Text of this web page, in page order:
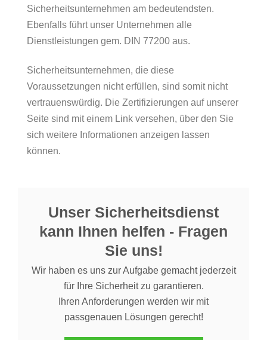
Sicherheitsunternehmen am bedeutendsten.
Ebenfalls führt unser Unternehmen alle
Dienstleistungen gem. DIN 77200 aus.
Sicherheitsunternehmen, die diese
Voraussetzungen nicht erfüllen, sind somit nicht
vertrauenswürdig. Die Zertifizierungen auf unserer
Seite sind mit einem Link versehen, über den Sie
sich weitere Informationen anzeigen lassen
können.
Unser Sicherheitsdienst
kann Ihnen helfen - Fragen
Sie uns!
Wir haben es uns zur Aufgabe gemacht jederzeit
für Ihre Sicherheit zu garantieren.
Ihren Anforderungen werden wir mit
passgenauen Lösungen gerecht!